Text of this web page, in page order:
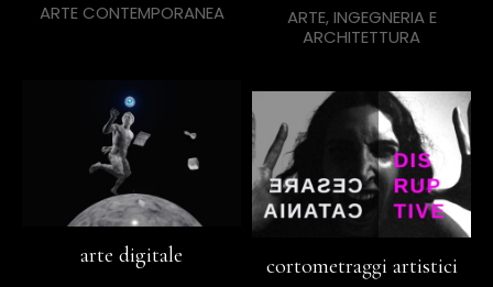
ARTE CONTEMPORANEA
ARTE, INGEGNERIA E
ARCHITETTURA
arte digitale cortometraggi artistici